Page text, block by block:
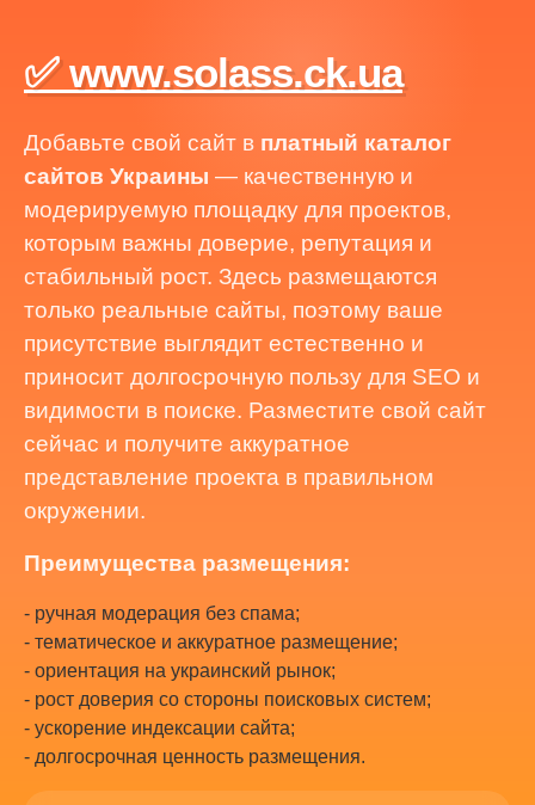
✅ www.solass.ck.ua
Добавьте свой сайт в платный каталог
сайтов Украины — качественную и
модерируемую площадку для проектов,
которым важны доверие, репутация и
стабильный рост. Здесь размещаются
только реальные сайты, поэтому ваше
присутствие выглядит естественно и
приносит долгосрочную пользу для SEO и
видимости в поиске. Разместите свой сайт
сейчас и получите аккуратное
представление проекта в правильном
окружении.
Преимущества размещения:
- ручная модерация без спама;
- тематическое и аккуратное размещение;
- ориентация на украинский рынок;
- рост доверия со стороны поисковых систем;
- ускорение индексации сайта;
- долгосрочная ценность размещения.